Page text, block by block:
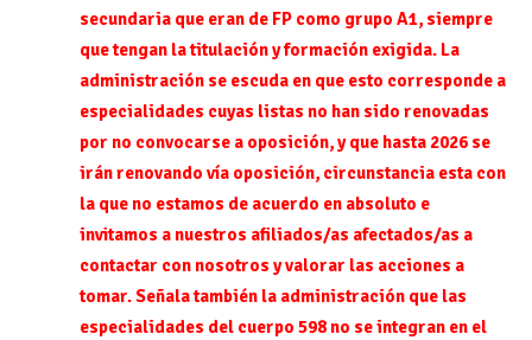
secundaria que eran de FP como grupo A1, siempre
que tengan la titulación y formación exigida. La
administración se escuda en que esto corresponde a
especialidades cuyas listas no han sido renovadas
por no convocarse a oposición, y que hasta 2026 se
irán renovando vía oposición, circunstancia esta con
la que no estamos de acuerdo en absoluto e
invitamos a nuestros afiliados/as afectados/as a
contactar con nosotros y valorar las acciones a
tomar. Señala también la administración que las
especialidades del cuerpo 598 no se integran en el